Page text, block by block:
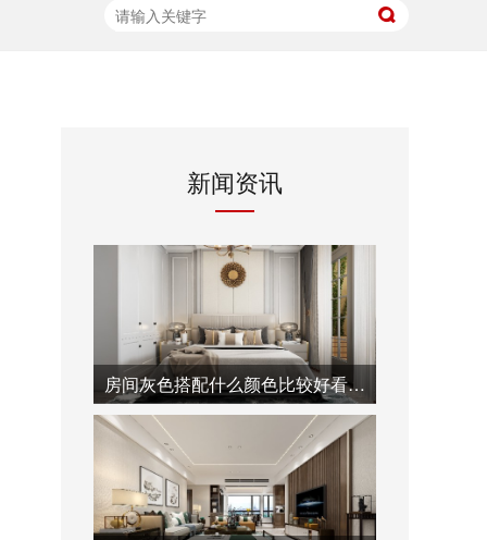
新闻资讯
房间灰色搭配什么颜色比较好看-泓壹设计